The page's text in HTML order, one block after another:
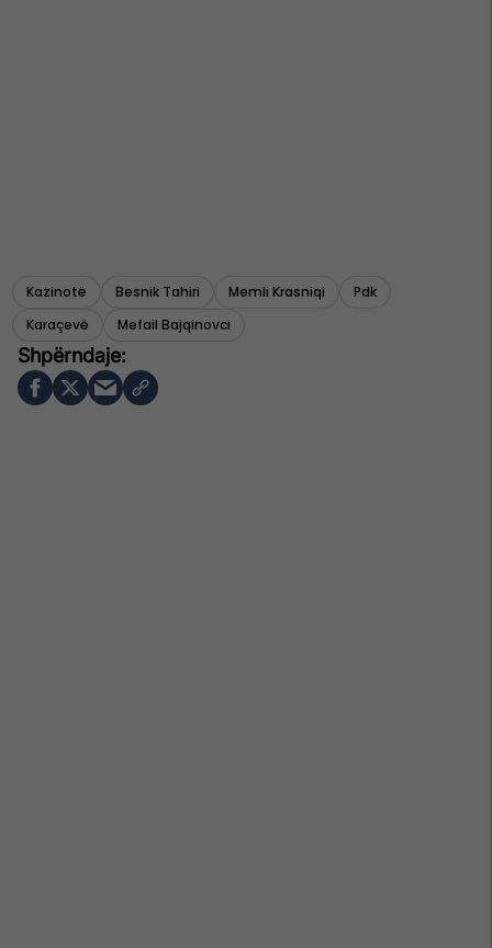
Kazinotë Besnik Tahiri Memli Krasniqi
Pdk
Karaçevë
Mefail Bajqinovci